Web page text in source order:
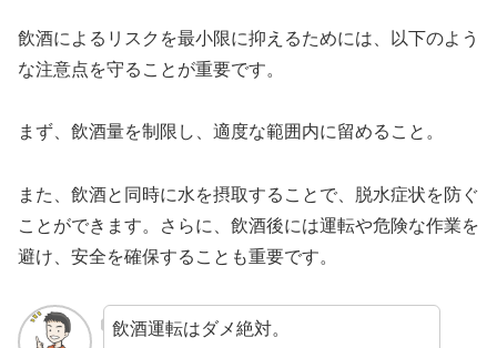
飲酒によるリスクを最小限に抑えるためには、以下のよう
な注意点を守ることが重要です。
まず、飲酒量を制限し、適度な範囲内に留めること。
また、飲酒と同時に水を摂取することで、脱水症状を防ぐ
ことができます。さらに、飲酒後には運転や危険な作業を
避け、安全を確保することも重要です。
飲酒運転はダメ絶対。